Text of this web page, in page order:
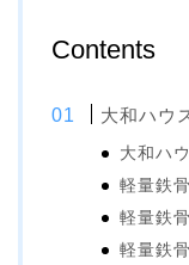
Contents
大和ハウ
大和ハ
軽量鉄
軽量鉄
軽量鉄